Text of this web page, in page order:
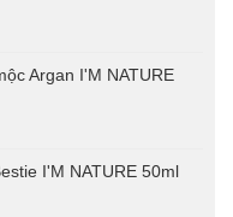
Argan I'M NATURE
I'M NATURE 50ml